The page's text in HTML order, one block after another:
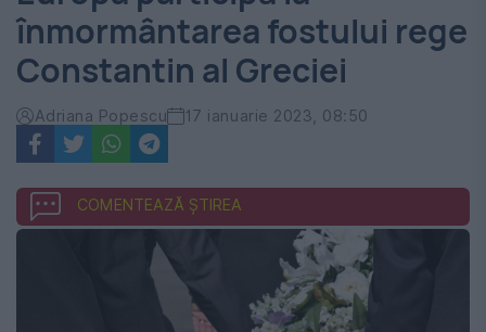
Zilei
înmormântarea fostului rege
Constantin al Greciei
Adriana Popescu 17 ianuarie 2023, 08:50
COMENTEAZĂ ȘTIREA